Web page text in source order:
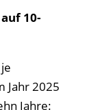
10-
Jahr 2025
Jahre: